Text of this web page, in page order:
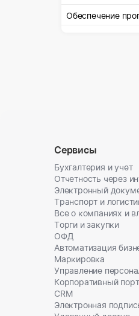
Обеспечение
Сервисы
Бухгалтерия и учет
Отчетность через
Электронный
Транспорт и
Все о компаниях и
Торги и закупки
ОФД
Автоматизация
Маркировка
Управление
Корпоративный
CRM
Электронная